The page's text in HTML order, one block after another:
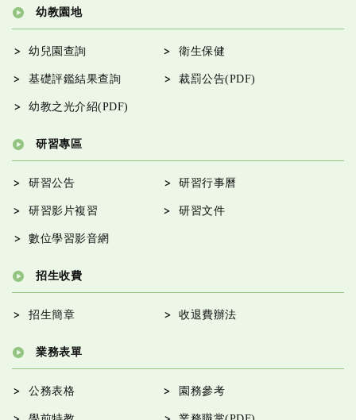
幼教園地
幼兒園查詢 衛生保健
基礎評鑑結果查詢 裁罰公告(PDF)
幼教之光介紹(PDF)
研習專區
研習公告 研習行事曆
研習影片複習 研習文件
數位學習影音網
招生收費
招生簡章 收退費辦法
業務表單
公務表格 園務參考